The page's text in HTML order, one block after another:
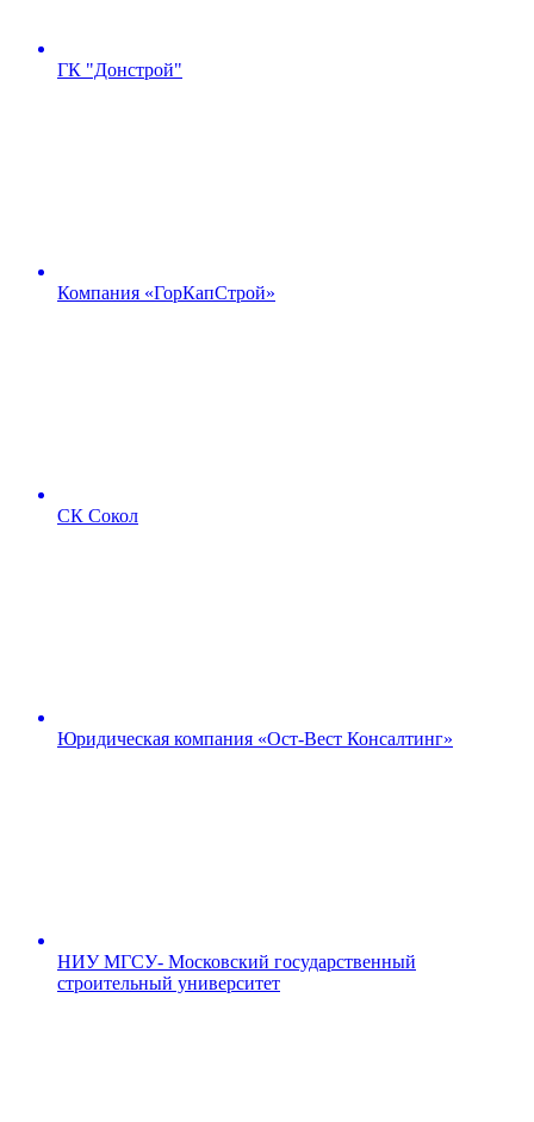
ГК "Донстрой"
Компания «ГорКапСтрой»
СК Сокол
Юридическая компания «Ост-Вест Консалтинг»
НИУ МГСУ- Московский государственный
строительный университет